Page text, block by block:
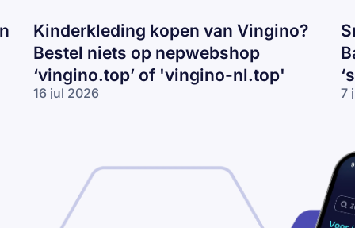
Kinderkleding kopen van Vingino?
Bestel niets op nepwebshop
‘vingino.top’ of 'vingino-nl.top'
16 jul 2026
nepwebshop
‘vingino.top’
of 'vingino-
7
of